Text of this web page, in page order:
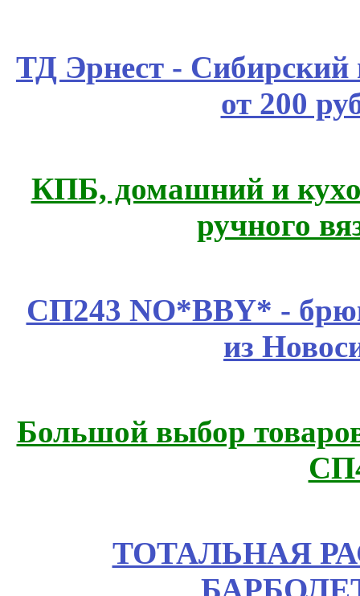
ТД Эрнест - Сибирский
от 200
КПБ, домашний и
ручного
СП243 NO*BBY* -
из
Большой выбор
ТОТАЛЬНАЯ